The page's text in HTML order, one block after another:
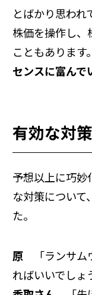
とばかり思わ
株価を操作し、
こともあります。
センスに富んで
有効な対
予想以上に巧妙
な対策について
た。
原
「ランサ
ればいいでしょ